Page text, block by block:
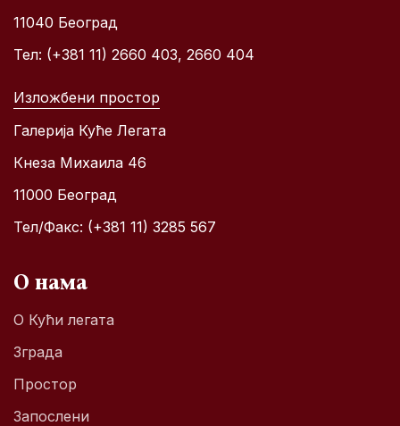
11040 Београд
Тел: (+381 11) 2660 403, 2660 404
Изложбени простор
Галерија Куће Легата
Кнеза Михаила 46
11000 Београд
Тел/Факс: (+381 11) 3285 567
О нама
О Кући легата
Зграда
Простор
Запослени